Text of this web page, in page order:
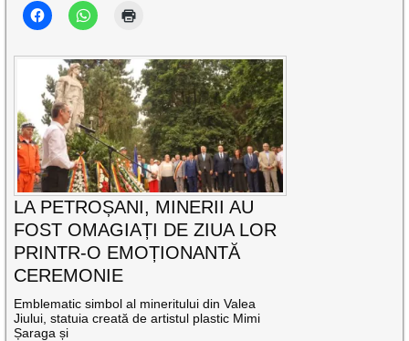
LA PETROȘANI, MINERII AU
FOST OMAGIAȚI DE ZIUA LOR
PRINTR-O EMOȚIONANTĂ
CEREMONIE
Emblematic simbol al mineritului din Valea
Jiului, statuia creată de artistul plastic Mimi
Șaraga și